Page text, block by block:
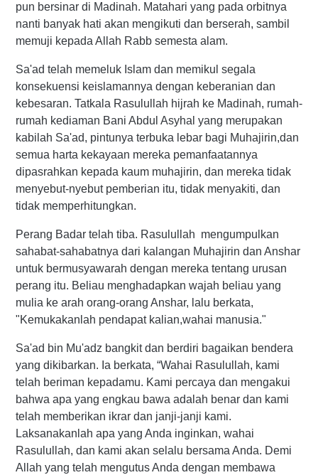
pun bersinar di Madinah. Matahari yang pada orbitnya
nanti banyak hati akan mengikuti dan berserah, sambil
memuji kepada Allah Rabb semesta alam.
Sa'ad telah memeluk Islam dan memikul segala
konsekuensi keislamannya dengan keberanian dan
kebesaran. Tatkala Rasulullah hijrah ke Madinah, rumah-
rumah kediaman Bani Abdul Asyhal yang merupakan
kabilah Sa'ad, pintunya terbuka lebar bagi Muhajirin,dan
semua harta kekayaan mereka pemanfaatannya
dipasrahkan kepada kaum muhajirin, dan mereka tidak
menyebut-nyebut pemberian itu, tidak menyakiti, dan
tidak memperhitungkan.
Perang Badar telah tiba. Rasulullah mengumpulkan
sahabat-sahabatnya dari kalangan Muhajirin dan Anshar
untuk bermusyawarah dengan mereka tentang urusan
perang itu. Beliau menghadapkan wajah beliau yang
mulia ke arah orang-orang Anshar, lalu berkata,
"Kemukakanlah pendapat kalian,wahai manusia."
Sa'ad bin Mu'adz bangkit dan berdiri bagaikan bendera
yang dikibarkan. Ia berkata, “Wahai Rasulullah, kami
telah beriman kepadamu. Kami percaya dan mengakui
bahwa apa yang engkau bawa adalah benar dan kami
telah memberikan ikrar dan janji-janji kami.
Laksanakanlah apa yang Anda inginkan, wahai
Rasulullah, dan kami akan selalu bersama Anda. Demi
Allah yang telah mengutus Anda dengan membawa